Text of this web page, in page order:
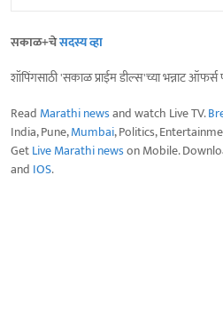
सकाळ+चेसदस्य व्हा
शॉपिंगसाठी 'सकाळ प्राईम डील्स'च्या भन्नाट ऑफर्स
Read Marathi newsand watch Live TV.
India, Pune,Mumbai, Politics,
GetLive Marathi newson Mobile.
and IOS.